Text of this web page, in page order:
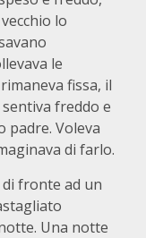
lo
le
fissa, il
freddo e
padre. Voleva
di farlo.
fronte ad un
Una notte